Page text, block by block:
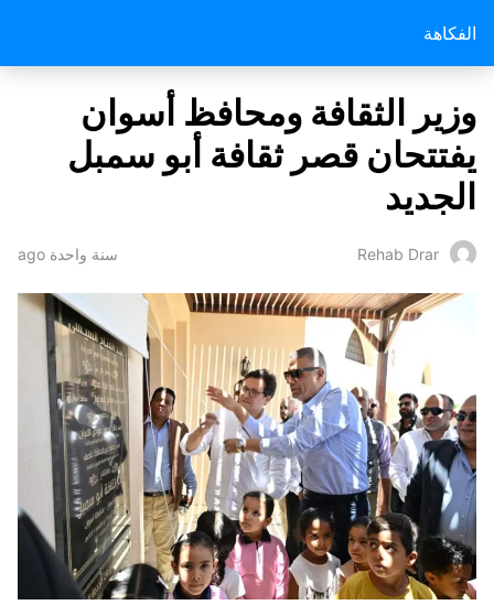
الفكاهة
وزير الثقافة ومحافظ أسوان
يفتتحان قصر ثقافة أبو سمبل
الجديد
Rehab Drar سنة واحدة ago